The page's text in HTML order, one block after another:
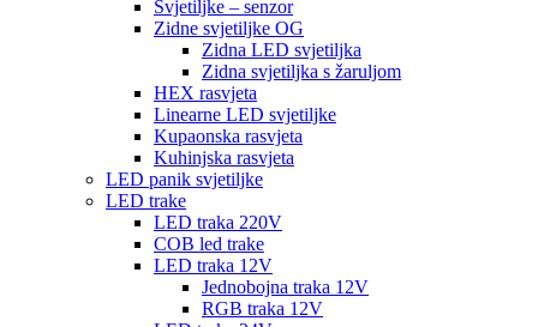
Svjetiljke – senzor
Zidne svjetiljke OG
Zidna LED svjetiljka
Zidna svjetiljka s žaruljom
HEX rasvjeta
Linearne LED svjetiljke
Kupaonska rasvjeta
Kuhinjska rasvjeta
LED panik svjetiljke
LED trake
LED traka 220V
COB led trake
LED traka 12V
Jednobojna traka 12V
RGB traka 12V